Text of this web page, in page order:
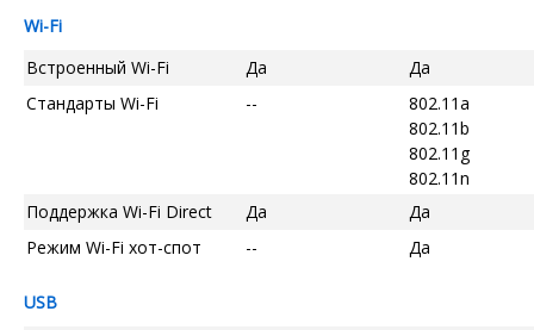
Wi-Fi
Встроенный Wi-Fi
Да
Да
Стандарты Wi-Fi
--
802.11a
802.11b
802.11g
802.11n
Поддержка Wi-Fi Direct
Да
Да
Режим Wi-Fi хот-спот
-- Да
USB